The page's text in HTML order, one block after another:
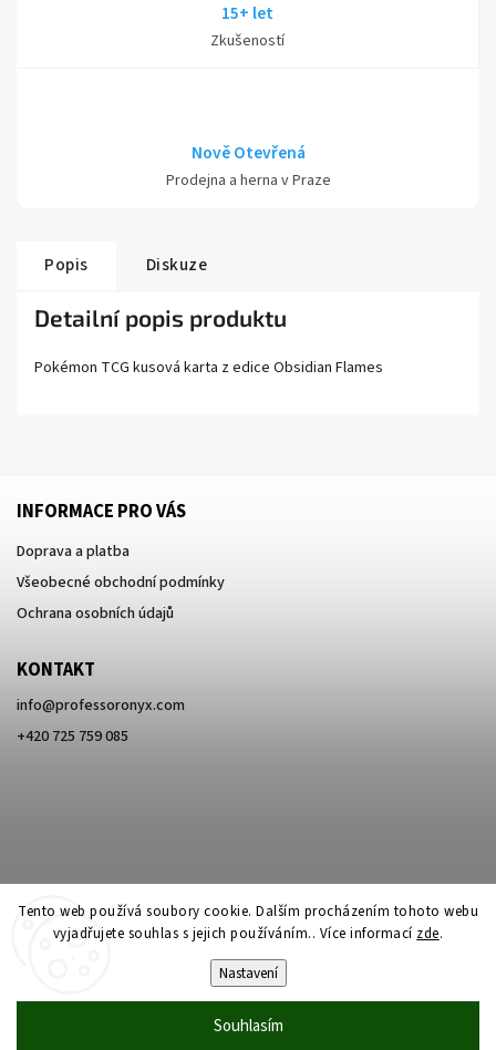
Tento web používá soubory cookie. Dalším procházením tohoto webu
vyjadřujete souhlas s jejich používáním.. Více informací zde.
Nastavení
Souhlasím
15+ let
Zkušeností
Nově Otevřená
Prodejna a herna v Praze
Popis Diskuze
Detailní popis produktu
Pokémon TCG kusová karta z edice Obsidian Flames
INFORMACE PRO VÁS
Doprava a platba
Všeobecné obchodní podmínky
Ochrana osobních údajů
KONTAKT
info@professoronyx.com
+420 725 759 085
Professor Onyx. Všechna práva vyhrazena.